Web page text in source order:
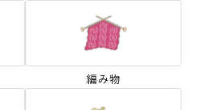
編み物